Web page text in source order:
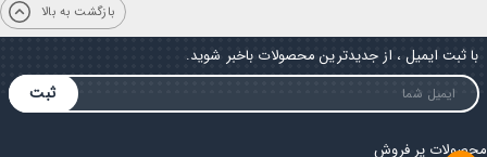
بازگشت به بالا
با ثبت ایمیل ، از جدیدترین محصولات باخبر شوید.
ثبت
محصولات پر فروش